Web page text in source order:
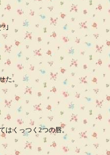
｣
た。
はくっつく2つの唇。